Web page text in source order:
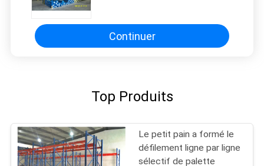
Continuer
Top Produits
Le petit pain a formé le
défilement ligne par ligne
sélectif de palette